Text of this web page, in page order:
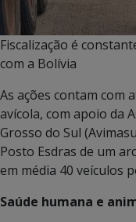
Fiscalização é
com a Bolívia
As ações contam com
avícola, com apoio da
Grosso do Sul
Posto Esdras de um
em média 40 veículos
Saúde humana e